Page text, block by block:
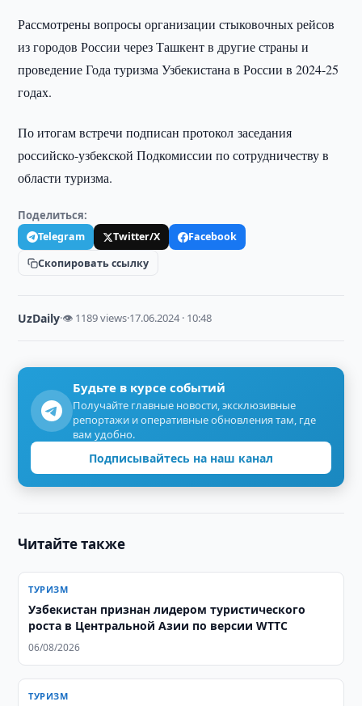
Рассмотрены вопросы организации стыковочных рейсов
из городов России через Ташкент в другие страны и
проведение Года туризма Узбекистана в России в 2024-25
годах.
По итогам встречи подписан протокол заседания
российско-узбекской Подкомиссии по сотрудничеству в
области туризма.
Поделиться:
Telegram Twitter/X
Facebook
Скопировать ссылку
UzDaily·👁 1189 views·17.06.2024 · 10:48
Будьте в курсе событий
Получайте главные новости, эксклюзивные
репортажи и оперативные обновления там, где
вам удобно.
Подписывайтесь на наш канал
Читайте также
ТУРИЗМ
Узбекистан признан лидером туристического
роста в Центральной Азии по версии WTTC
06/08/2026
ТУРИЗМ